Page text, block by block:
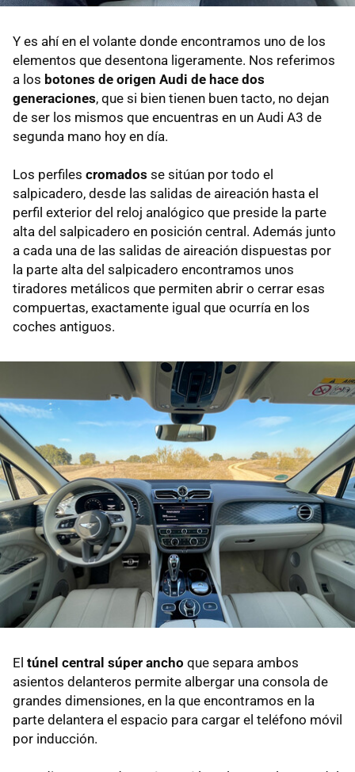
Y es ahí en el volante donde encontramos uno de los
elementos que desentona ligeramente. Nos referimos
a los botones de origen Audi de hace dos
generaciones, que si bien tienen buen tacto, no dejan
de ser los mismos que encuentras en un Audi A3 de
segunda mano hoy en día.
Los perfiles cromados se sitúan por todo el
salpicadero, desde las salidas de aireación hasta el
perfil exterior del reloj analógico que preside la parte
alta del salpicadero en posición central. Además junto
a cada una de las salidas de aireación dispuestas por
la parte alta del salpicadero encontramos unos
tiradores metálicos que permiten abrir o cerrar esas
compuertas, exactamente igual que ocurría en los
coches antiguos.
El túnel central súper ancho que separa ambos
asientos delanteros permite albergar una consola de
grandes dimensiones, en la que encontramos en la
parte delantera el espacio para cargar el teléfono móvil
por inducción.